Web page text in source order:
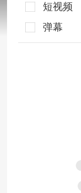
短视频
弹幕